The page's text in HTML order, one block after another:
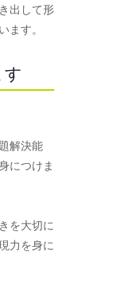
出して形
ます。
解決能
につけま
を大切に
力を身に